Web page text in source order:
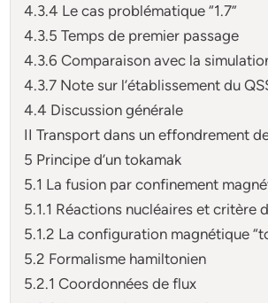
4.3.4 Le cas problématique “1.7”
4.3.5 Temps de premier passage
4.3.6 Comparaison avec la
4.3.7 Note sur l’établissement du
4.4 Discussion générale
II Transport dans un effondrement
5 Principe d’un tokamak
5.1 La fusion par confinement
5.1.1 Réactions nucléaires et critère
5.1.2 La configuration magnétique
5.2 Formalisme hamiltonien
5.2.1 Coordonnées de flux